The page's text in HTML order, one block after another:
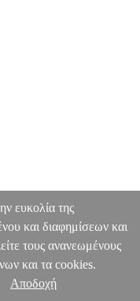
ευκολία της
και διαφημίσεων και
τους ανανεωμένους
και τα cookies.
Αποδοχή